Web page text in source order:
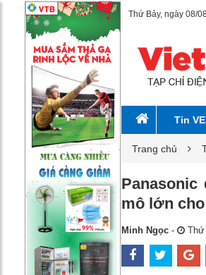
Thứ Bảy, ngày 08/
Tin
Trang chủ
mô lớn
Minh Ngọc - Thứ